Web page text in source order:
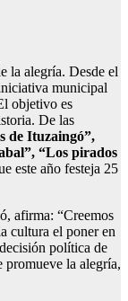
la alegría. Desde el
municipal
objetivo es
De las
de Ituzaingó”,
“Los pirados
este año festeja 25
afirma: “Creemos
cultura el poner en
política de
promueve la alegría,